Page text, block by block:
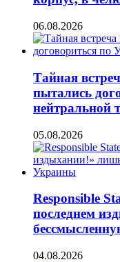
06.08.2026
Тайная
пытались
нейтральной
05.08.2026
Responsible
последнем
04.08.2026